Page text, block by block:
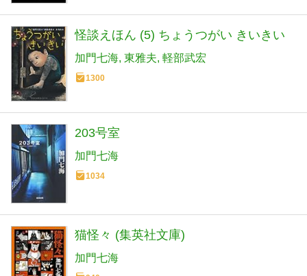
怪談えほん (5) ちょうつがい きいきい
加門七海 東雅夫 軽部武宏
1300
203号室
加門七海
1034
猫怪々 (集英社文庫)
加門七海